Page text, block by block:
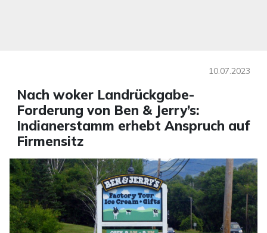
10.07.2023
Nach woker Landrückgabe-
Forderung von Ben & Jerry’s:
Indianerstamm erhebt Anspruch auf
Firmensitz